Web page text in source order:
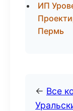
ИП
Пермь
← Все